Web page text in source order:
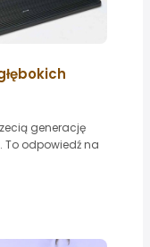
generację
To odpowiedź na